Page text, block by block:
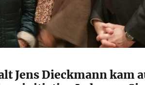
Jens Dieckmann kam